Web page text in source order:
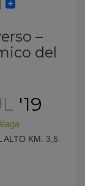
–
del
'19
ALTO KM. 3,5